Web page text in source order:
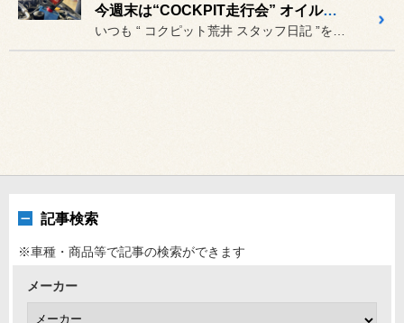
今週末は“COCKPIT走行会” オイル交換などメンテナンスのご依頼ありがとうございます (๑•̀ㅂ•́)و✧
記事検索
※車種・商品等で記事の検索ができます
メーカー